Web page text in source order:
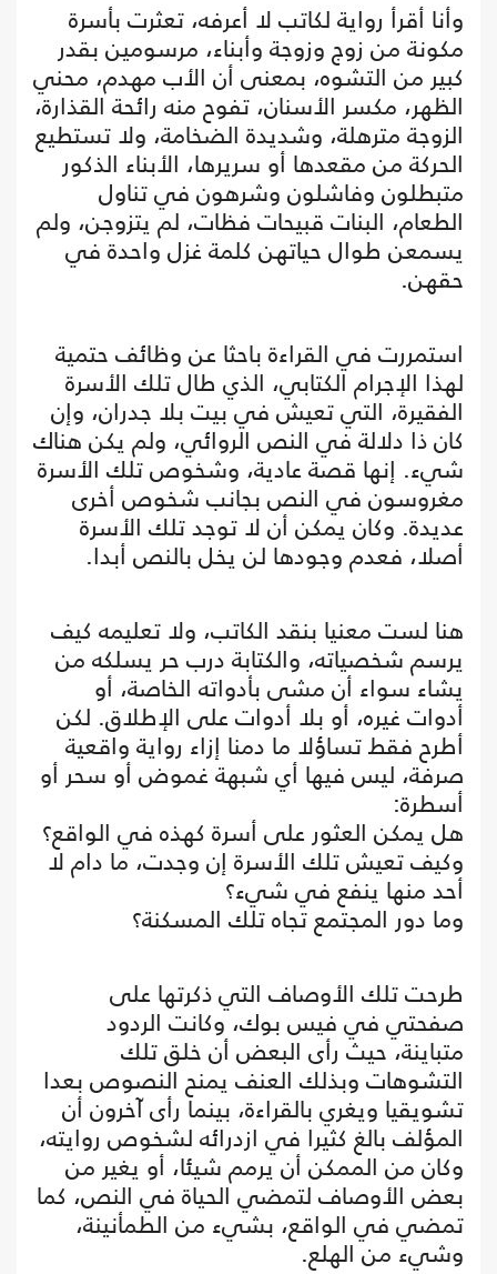
وأنا أقرأ رواية لكاتب لا أعرفه، تعثرت بأسرة
مكونة من زوج وزوجة وأبناء، مرسومين بقدر
كبير من التشوه، بمعنى أن الأب مهدم، محني
الظهر، مكسر الأسنان، تفوح منه رائحة القذارة،
الزوجة مترهلة، وشديدة الضخامة، ولا تستطيع
الحركة من مقعدها أو سريرها، الأبناء الذكور
متبطلون وفاشلون وشرهون في تناول
الطعام، البنات قبيحات فظات، لم يتزوجن، ولم
يسمعن طوال حياتهن كلمة غزل واحدة في
حقهن.
استمررت في القراءة باحثا عن وظائف حتمية
لهذا الإجرام الكتابي، الذي طال تلك الأسرة
الفقيرة، التي تعيش في بيت بلا جدران، وإن
كان ذا دلالة في النص الروائي، ولم يكن هناك
شيء. إنها قصة عادية، وشخوص تلك الأسرة
مغروسون في النص بجانب شخوص أخرى
عديدة. وكان يمكن أن لا توجد تلك الأسرة
أصلا، فعدم وجودها لن يخل بالنص أبدا.
هنا لست معنيا بنقد الكاتب، ولا تعليمه كيف
يرسم شخصياته، والكتابة درب حر يسلكه من
يشاء سواء أن مشى بأدواته الخاصة، أو
أدوات غيره، أو بلا أدوات على الإطلاق. لكن
أطرح فقط تساؤلا ما دمنا إزاء رواية واقعية
صرفة، ليس فيها أي شبهة غموض أو سحر أو
أسطرة:
هل يمكن العثور على أسرة كهذه في الواقع؟
وكيف تعيش تلك الأسرة إن وجدت، ما دام لا
أحد منها ينفع في شيء؟
وما دور المجتمع تجاه تلك المسكنة؟
طرحت تلك الأوصاف التي ذكرتها على
صفحتي في فيس بوك، وكانت الردود
متباينة، حيث رأى البعض أن خلق تلك
التشوهات وبذلك العنف يمنح النصوص بعدا
تشويقيا ويغري بالقراءة، بينما رأى آخرون أن
المؤلف بالغ كثيرا في ازدرائه لشخوص روايته،
وكان من الممكن أن يرمم شيئا، أو يغير من
بعض الأوصاف لتمضي الحياة في النص، كما
تمضي في الواقع، بشيء من الطمأنينة،
وشيء من الهلع.